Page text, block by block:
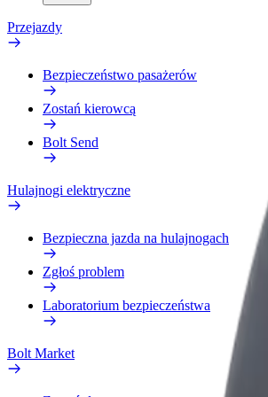
Przejazdy
Bezpieczeństwo pasażerów
Zostań kierowcą
Bolt Send
Hulajnogi elektryczne
Bezpieczna jazda na hulajnogach
Zgłoś problem
Laboratorium bezpieczeństwa
Bolt Market